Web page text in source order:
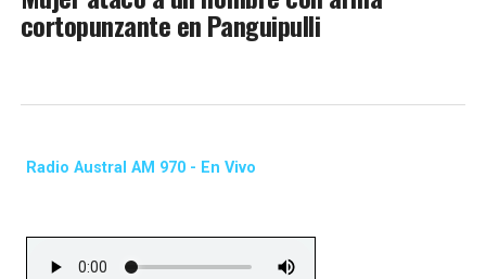
cortopunzante en Panguipulli
Radio Austral AM 970 - En Vivo